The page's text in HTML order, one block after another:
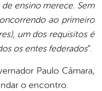
ensino merece. Sem
ao primeiro
um dos requisitos é
os entes federados”.
Paulo Câmara,
o encontro.